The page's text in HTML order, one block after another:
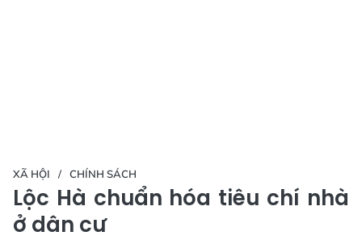
XÃ HỘI CHÍNH SÁCH
Lộc Hà chuẩn hóa tiêu chí nhà
ở dân cư